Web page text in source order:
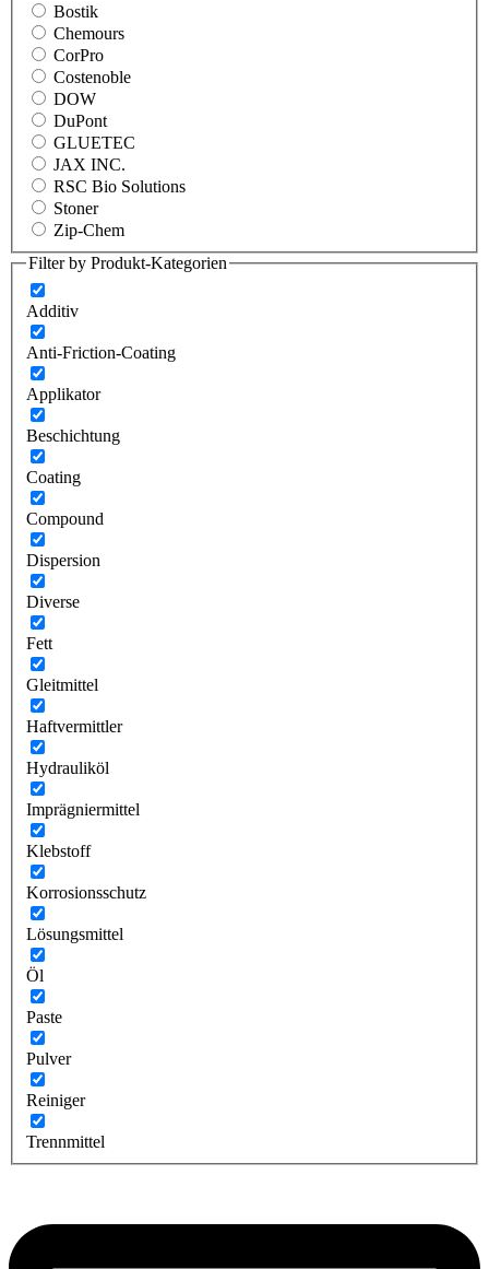
Bostik
Chemours
CorPro
Costenoble
DOW
DuPont
GLUETEC
JAX INC.
RSC Bio Solutions
Stoner
Zip-Chem
Filter by Produkt-Kategorien
Additiv
Anti-Friction-Coating
Applikator
Beschichtung
Coating
Compound
Dispersion
Diverse
Fett
Gleitmittel
Haftvermittler
Hydrauliköl
Imprägniermittel
Klebstoff
Korrosionsschutz
Lösungsmittel
Öl
Paste
Pulver
Reiniger
Trennmittel